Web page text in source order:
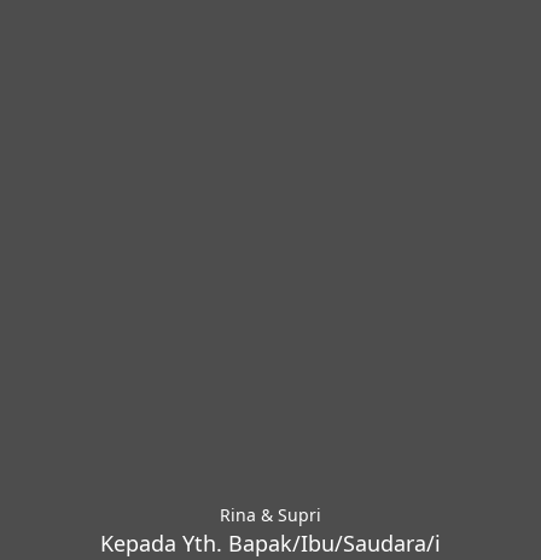
Rina & Supri
Kepada Yth. Bapak/Ibu/Saudara/i